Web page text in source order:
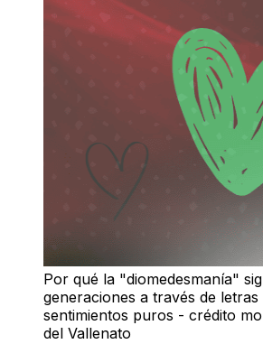
Por qué la "diomedesmanía"
generaciones a través de
sentimientos puros - crédito
del Vallenato